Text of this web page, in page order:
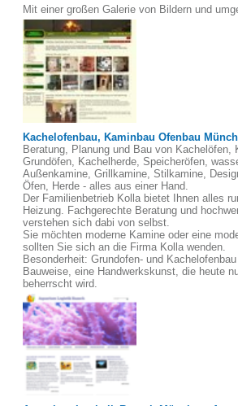
Mit einer großen Galerie von Bildern und
Kachelofenbau, Kaminbau Ofenbau
Beratung, Planung und Bau von Kachelöfen,
Grundöfen, Kachelherde, Speicheröfen,
Außenkamine, Grillkamine, Stilkamine,
Öfen, Herde - alles aus einer Hand.
Der Familienbetrieb Kolla bietet Ihnen alles
Heizung. Fachgerechte Beratung und
verstehen sich dabi von selbst.
Sie möchten moderne Kamine oder eine
sollten Sie sich an die Firma Kolla wenden.
Besonderheit: Grundofen- und
Bauweise, eine Handwerkskunst, die heute
beherrscht wird.